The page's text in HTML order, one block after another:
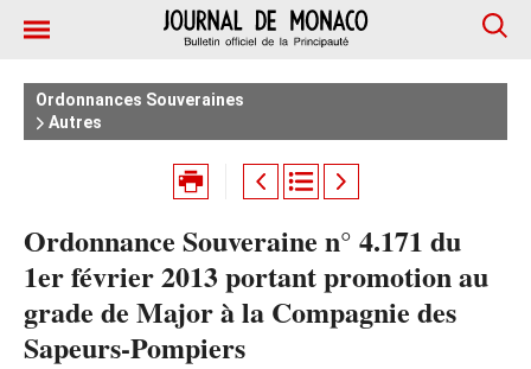
Ordonnances Souveraines
Autres
Ordonnance Souveraine n° 4.171 du
1er février 2013 portant promotion au
grade de Major à la Compagnie des
Sapeurs-Pompiers